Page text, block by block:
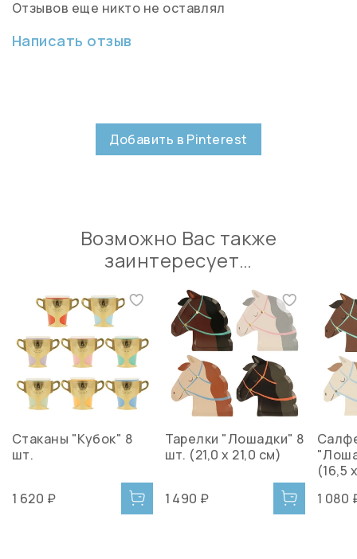
Отзывов еще никто не оставлял
Написать отзыв
Добавить в Pinterest
Возможно Вас также
заинтересует…
Стаканы "Кубок" 8
шт.
1 620 ₽
Тарелки "Лошадки" 8
шт. (21,0 x 21,0 см)
1 490 ₽
(16,5
1 080